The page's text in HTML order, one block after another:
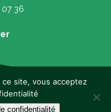
07 36
site, vous acceptez
confidentialité